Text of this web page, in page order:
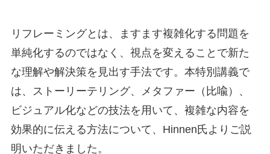
リフレーミングとは、ますます複雑化する問題を
単純化するのではなく、視点を変えることで新た
な理解や解決策を見出す手法です。本特別講義で
は、ストーリーテリング、メタファー（比喩）、
ビジュアル化などの技法を用いて、複雑な内容を
効果的に伝える方法について、Hinnen氏よりご説
明いただきました。